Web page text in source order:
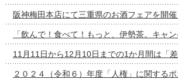
阪神梅田本店にて三重県のお酒フェアを開
「飲んで！食べて！もっと、伊勢茶。キャ
11月11日から12月10日までの1か月間は「
２０２４（令和６）年度「人権」に関する